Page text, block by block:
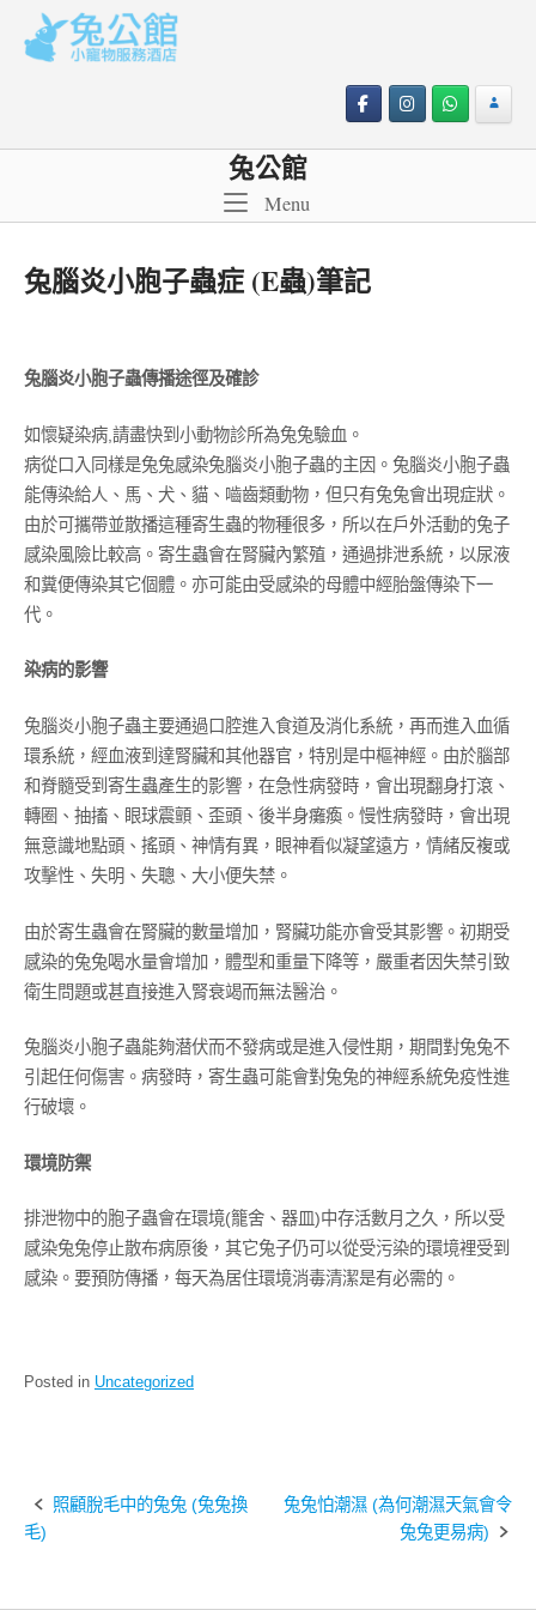
content
兔公館
MenuMenu
兔腦炎小胞子蟲症 (E蟲)筆記
兔腦炎小胞子蟲傳播途徑及確診
如懷疑染病,請盡快到小動物診所為兔兔驗血。
病從口入同樣是兔兔感染兔腦炎小胞子蟲的主因。兔腦炎小胞子蟲
能傳染給人、馬、犬、貓、嚙齒類動物，但只有兔兔會出現症狀。
由於可攜帶並散播這種寄生蟲的物種很多，所以在戶外活動的兔子
感染風險比較高。寄生蟲會在腎臟內繁殖，通過排泄系統，以尿液
和糞便傳染其它個體。亦可能由受感染的母體中經胎盤傳染下一
代。
染病的影響
兔腦炎小胞子蟲主要通過口腔進入食道及消化系統，再而進入血循
環系統，經血液到達腎臟和其他器官，特別是中樞神經。由於腦部
和脊髓受到寄生蟲產生的影響，在急性病發時，會出現翻身打滾、
轉圈、抽搐、眼球震顫、歪頭、後半身癱瘓。慢性病發時，會出現
無意識地點頭、搖頭、神情有異，眼神看似凝望遠方，情緒反複或
攻擊性、失明、失聰、大小便失禁。
由於寄生蟲會在腎臟的數量增加，腎臟功能亦會受其影響。初期受
感染的兔兔喝水量會增加，體型和重量下降等，嚴重者因失禁引致
衛生問題或甚直接進入腎衰竭而無法醫治。
兔腦炎小胞子蟲能夠潜伏而不發病或是進入侵性期，期間對兔兔不
引起任何傷害。病發時，寄生蟲可能會對兔兔的神經系統免疫性進
行破壞。
環境防禦
排泄物中的胞子蟲會在環境(籠舍、器皿)中存活數月之久，所以受
感染兔兔停止散布病原後，其它兔子仍可以從受污染的環境裡受到
感染。要預防傳播，每天為居住環境消毒清潔是有必需的。
Posted in Uncategorized
Post照顧脫毛中的兔兔 (兔兔換
毛)
兔兔怕潮濕 (為何潮濕天氣會令
兔兔更易病)